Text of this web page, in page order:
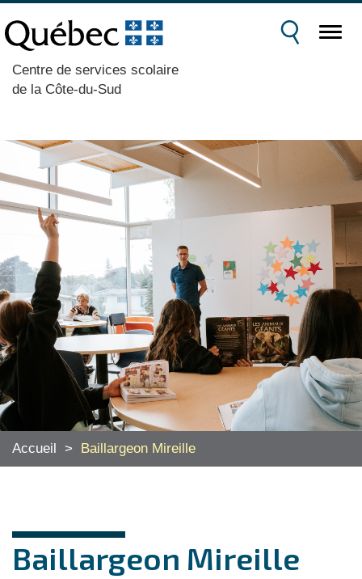
Centre de services scolaire
de la Côte-du-Sud
Accueil > Baillargeon Mireille
Baillargeon Mireille